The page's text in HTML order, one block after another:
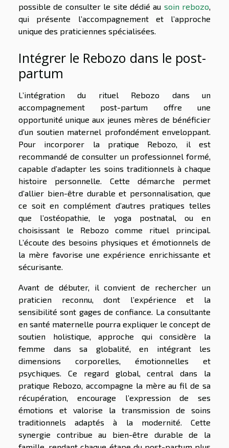
possible de consulter le site dédié au soin rebozo
qui présente l’accompagnement et l’approche
unique des praticiennes spécialisées.
Intégrer le Rebozo dans le post-
partum
L’intégration du rituel Rebozo dans un
accompagnement post-partum offre une
opportunité unique aux jeunes mères de bénéficier
d’un soutien maternel profondément enveloppant.
Pour incorporer la pratique Rebozo, il est
recommandé de consulter un professionnel formé,
capable d’adapter les soins traditionnels à chaque
histoire personnelle. Cette démarche permet
d’allier bien-être durable et personnalisation, que
ce soit en complément d’autres pratiques telles
que l’ostéopathie, le yoga postnatal, ou en
choisissant le Rebozo comme rituel principal.
L’écoute des besoins physiques et émotionnels de
la mère favorise une expérience enrichissante et
sécurisante.
Avant de débuter, il convient de rechercher un
praticien reconnu, dont l’expérience et la
sensibilité sont gages de confiance. La consultante
en santé maternelle pourra expliquer le concept de
soutien holistique, approche qui considère la
femme dans sa globalité, en intégrant les
dimensions corporelles, émotionnelles et
psychiques. Ce regard global, central dans la
pratique Rebozo, accompagne la mère au fil de sa
récupération, encourage l’expression de ses
émotions et valorise la transmission de soins
traditionnels adaptés à la modernité. Cette
synergie contribue au bien-être durable de la